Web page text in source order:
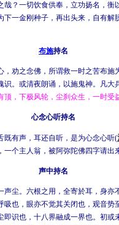
哉？一切饮食供奉，立功扬名，衡
下一金刚种子，再出头来，自有解
布施持名
，劝之念佛，所谓救一时之苦布施
识。或清夜朗诵，以施鬼神。凡大
顶，下极风轮，尘刹众生，一时受
心念心听持名
既有声，耳还自听，是为心念心听(
一个主人翁，被阿弥陀佛四字请出
声中持名
声尘。六根之用，全寄於耳，身亦
吸也，眼亦不觉其关闭也，观音势
即识也，十八界融成一界也。初或